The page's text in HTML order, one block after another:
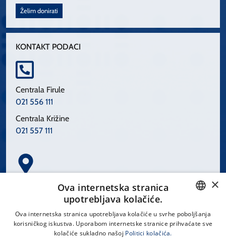
Želim donirati
KONTAKT PODACI
Centrala Firule
021 556 111
Centrala Križine
021 557 111
Spinčićeva 1, 21000 Split
CROATIAN
×
Ova internetska stranica
upotrebljava kolačiće.
Ova internetska stranica upotrebljava kolačiće u svrhe poboljšanja
korisničkog iskustva. Uporabom internetske stranice prihvaćate sve
kolačiće sukladno našoj Politici kolačića.